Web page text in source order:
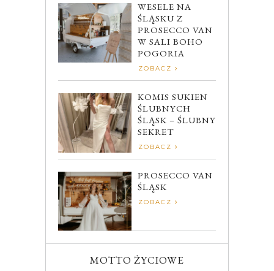
WESELE NA
ŚLĄSKU Z
PROSECCO VAN
W SALI BOHO
POGORIA
ZOBACZ
KOMIS SUKIEN
ŚLUBNYCH
ŚLĄSK – ŚLUBNY
SEKRET
ZOBACZ
PROSECCO VAN
ŚLĄSK
ZOBACZ
MOTTO ŻYCIOWE